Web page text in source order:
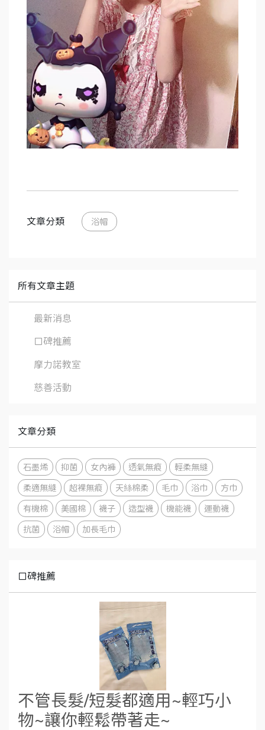
文章分類 浴帽
所有文章主題
最新消息
口碑推薦
摩力諾教室
慈善活動
文章分類
石墨烯 抑菌 女內褲 透氣無痕 輕柔無縫
柔適無縫 超裸無痕 天絲棉柔 毛巾 浴巾 方巾
有機棉 美國棉 襪子 造型襪 機能襪 運動襪
抗菌 浴帽 加長毛巾
口碑推薦
不管長髮/短髮都適用~輕巧小
物~讓你輕鬆帶著走~